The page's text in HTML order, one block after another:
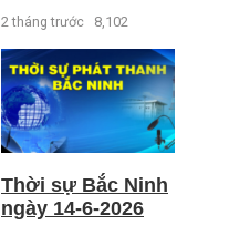
2 tháng trước 8,102
Thời sự Bắc Ninh
ngày 14-6-2026